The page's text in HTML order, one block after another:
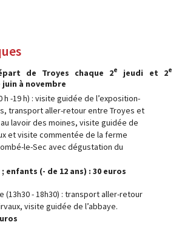
de Troyes chaque 2e jeudi et 2e
à novembre
h -19 h) : visite guidée de l’exposition-
transport aller-retour entre Troyes et
lavoir des moines, visite guidée de
et visite commentée de la ferme
le-Sec avec dégustation du
enfants (- de 12 ans) : 30 euros
(13h30 - 18h30) : transport aller-retour
visite guidée de l’abbaye.